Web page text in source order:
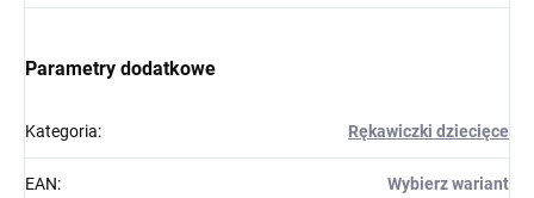
Parametry dodatkowe
Kategoria: Rękawiczki dziecięce
EAN: Wybierz wariant